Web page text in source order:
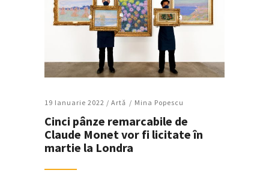
19 Ianuarie 2022 / Artǎ Mina Popescu
Cinci pânze remarcabile de
Claude Monet vor fi licitate în
martie la Londra